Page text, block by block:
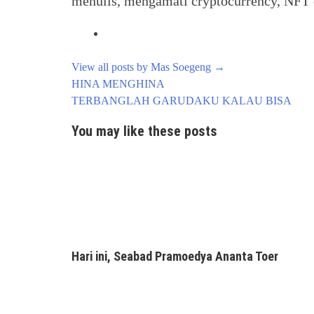
View all posts by Mas Soegeng →
Post
navigation
HINA MENGHINA
TERBANGLAH GARUDAKU KALAU BISA
You may like these posts
Hari ini, Seabad Pramoedya Ananta Toer